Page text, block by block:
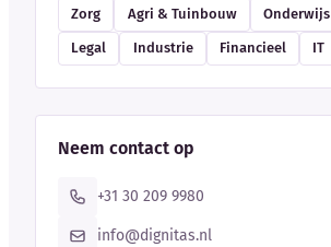
Zorg
Agri & Tuinbouw Onderwijs
Legal Industrie Financieel IT
Neem contact op
+31 30 209 9980
info@dignitas.nl